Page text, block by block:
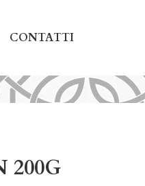
CONTATTI
200G